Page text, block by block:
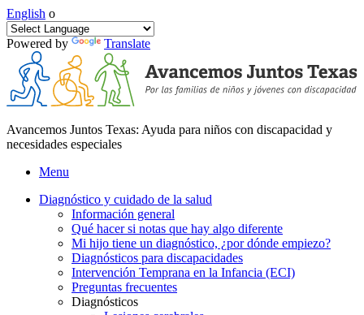
English o
Powered by Translate
Avancemos Juntos Texas: Ayuda para niños con discapacidad y
necesidades especiales
Menu
Diagnóstico y cuidado de la salud
Información general
Qué hacer si notas que hay algo diferente
Mi hijo tiene un diagnóstico, ¿por dónde empiezo?
Diagnósticos para discapacidades
Intervención Temprana en la Infancia (ECI)
Preguntas frecuentes
Diagnósticos